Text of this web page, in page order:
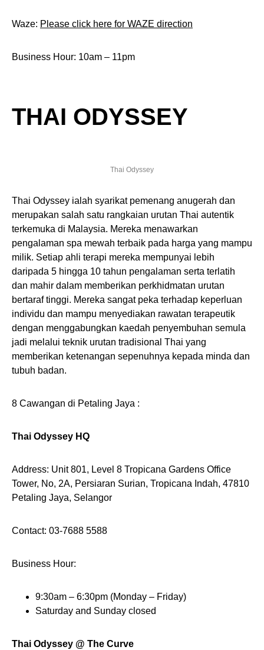
Waze: Please click here for WAZE direction
Business Hour: 10am – 11pm
THAI ODYSSEY
Thai Odyssey
Thai Odyssey ialah syarikat pemenang anugerah dan
merupakan salah satu rangkaian urutan Thai autentik
terkemuka di Malaysia. Mereka menawarkan
pengalaman spa mewah terbaik pada harga yang mampu
milik. Setiap ahli terapi mereka mempunyai lebih
daripada 5 hingga 10 tahun pengalaman serta terlatih
dan mahir dalam memberikan perkhidmatan urutan
bertaraf tinggi. Mereka sangat peka terhadap keperluan
individu dan mampu menyediakan rawatan terapeutik
dengan menggabungkan kaedah penyembuhan semula
jadi melalui teknik urutan tradisional Thai yang
memberikan ketenangan sepenuhnya kepada minda dan
tubuh badan.
8 Cawangan di Petaling Jaya :
Thai Odyssey HQ
Address: Unit 801, Level 8 Tropicana Gardens Office
Tower, No, 2A, Persiaran Surian, Tropicana Indah, 47810
Petaling Jaya, Selangor
Contact: 03-7688 5588
Business Hour:
9:30am – 6:30pm (Monday – Friday)
Saturday and Sunday closed
Thai Odyssey @ The Curve